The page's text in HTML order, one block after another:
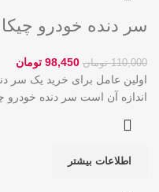
سر دنده خودرو
110,000 تومان 98,450 تومان
اولین عامل برای خرید یک سر
اندازه آن است‌ سر دنده خودرو
اطلاعات بیشتر